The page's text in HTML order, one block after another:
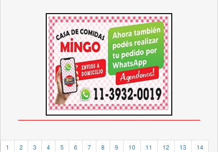
1 2 3 4 5 6 7 8 9 10 11 12 13
14